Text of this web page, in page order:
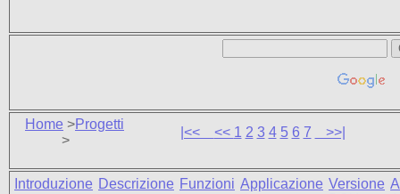
Home >Progetti
>
|<< << 1 2 3 4 5 6 7 >>|
Introduzione Descrizione Funzioni Applicazione Versione